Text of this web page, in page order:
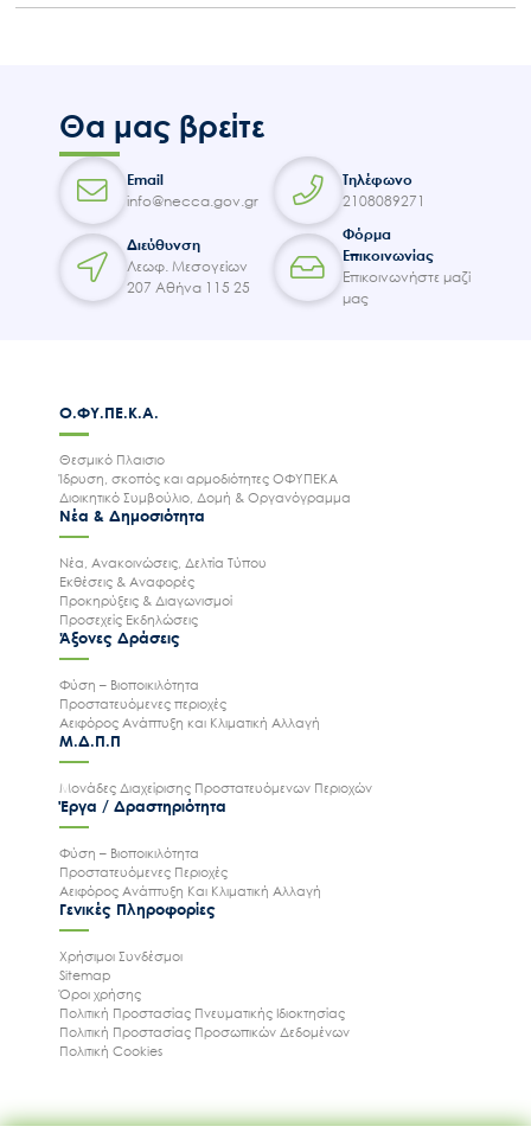
Θα μας βρείτε
Email
info@necca.gov.gr
Τηλέφωνο
2108089271
Διεύθυνση
Λεωφ. Μεσογείων
207 Αθήνα 115 25
Φόρμα
Επικοινωνίας
Επικοινωνήστε μαζί
μας
Ο.ΦΥ.ΠΕ.Κ.Α.
Θεσμικό Πλαισιο
Ίδρυση, σκοπός και αρμοδιότητες ΟΦΥΠΕΚΑ
Διοικητικό Συμβούλιο, Δομή & Οργανόγραμμα
Νέα & Δημοσιότητα
Νέα, Ανακοινώσεις, Δελτία Τύπου
Εκθέσεις & Αναφορές
Προκηρύξεις & Διαγωνισμοί
Προσεχείς Εκδηλώσεις
Άξονες Δράσεις
Φύση – Βιοποικιλότητα
Προστατευόμενες περιοχές
Αειφόρος Ανάπτυξη και Κλιματική Αλλαγή
Μ.Δ.Π.Π
Μονάδες Διαχείρισης Προστατευόμενων Περιοχών
Έργα / Δραστηριότητα
Φύση – Βιοποικιλότητα
Προστατευόμενες Περιοχές
Αειφόρος Ανάπτυξη Και Κλιματική Αλλαγή
Γενικές Πληροφορίες
Χρήσιμοι Συνδέσμοι
Sitemap
Όροι χρήσης
Πολιτική Προστασίας Πνευματικής Ιδιοκτησίας
Πολιτική Προστασίας Προσωπικών Δεδομένων
Πολιτική Cookies